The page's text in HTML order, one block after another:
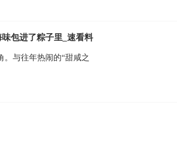
包进了粽子里_速看料
。与往年热闹的“甜咸之